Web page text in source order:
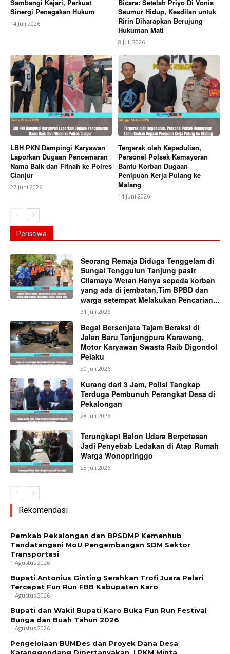
Sambangi Kejari, Perkuat
Sinergi Penegakan Hukum
14 Juli 2026
Bicara: Setelah Priyo Di Vonis
Seumur Hidup, Keadilan untuk
Ririn Diharapkan Berujung
Hukuman Mati
8 Juli 2026
LBH PKN Dampingi Karyawan
Laporkan Dugaan Pencemaran
Nama Baik dan Fitnah ke Polres
Cianjur
27 Juni 2026
Tergerak oleh Kepedulian,
Personel Polsek Kemayoran
Bantu Korban Dugaan
Penipuan Kerja Pulang ke
Malang
14 Juni 2026
Peristiwa
Seorang Remaja Diduga Tenggelam di
Sungai Tenggulun Tanjung pasir
Cilamaya Wetan Hanya sepeda korban
yang ada di jembatan,Tim BPBD dan
warga setempat Melakukan Pencarian...
31 Juli 2026
Begal Bersenjata Tajam Beraksi di
Jalan Baru Tanjungpura Karawang,
Motor Karyawan Swasta Raib Digondol
Pelaku
30 Juli 2026
Kurang dari 3 Jam, Polisi Tangkap
Terduga Pembunuh Perangkat Desa di
Pekalongan
28 Juli 2026
Terungkap! Balon Udara Berpetasan
Jadi Penyebab Ledakan di Atap Rumah
Warga Wonopringgo
28 Juli 2026
Rekomendasi
Pemkab Pekalongan dan BPSDMP Kemenhub
Tandatangani MoU Pengembangan SDM Sektor
Transportasi
1 Agustus 2026
Bupati Antonius Ginting Serahkan Trofi Juara Pelari
Tercepat Fun Run FBB Kabupaten Karo
1 Agustus 2026
Bupati dan Wakil Bupati Karo Buka Fun Run Festival
Bunga dan Buah Tahun 2026
1 Agustus 2026
Pengelolaan BUMDes dan Proyek Dana Desa